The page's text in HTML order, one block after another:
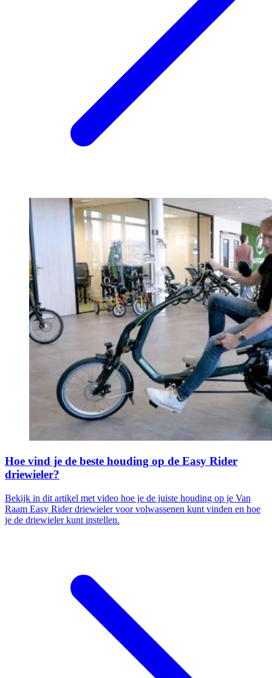
Hoe vind je de beste houding op de Easy Rider
driewieler?
Bekijk in dit artikel met video hoe je de juiste houding op je Van
Raam Easy Rider driewieler voor volwassenen kunt vinden en hoe
je de driewieler kunt instellen.